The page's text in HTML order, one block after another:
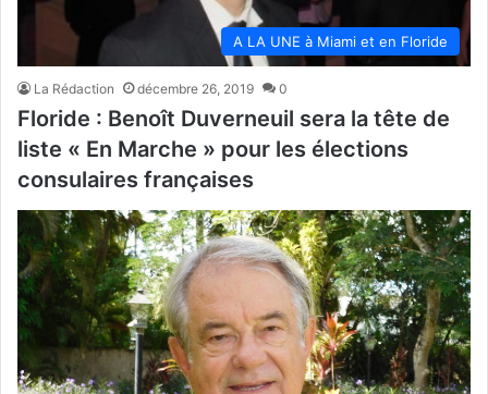
A LA UNE à Miami et en Floride
La Rédaction décembre 26, 2019 0
Floride : Benoît Duverneuil sera la tête de
liste « En Marche » pour les élections
consulaires françaises